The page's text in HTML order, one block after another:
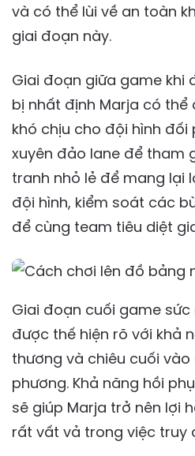
và có thể lùi về an toàn
giai đoạn này.
Giai đoạn giữa game khi
bị nhất định Marja có thể
khó chịu cho đội hình đối
xuyên đảo lane để tham
tranh nhỏ lẻ để mang lại
đội hình, kiểm soát các
để cùng team tiêu diệt
Giai đoạn cuối game
được thế hiện rõ với khả
thương và chiêu cuối
phương. Khả năng hồi
sẽ giúp Marja trở nên lợi
rất vất vả trong việc truy